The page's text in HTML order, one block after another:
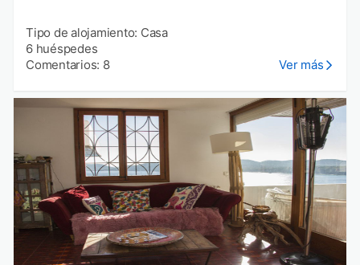
Tipo de alojamiento: Casa
6 huéspedes
Comentarios: 8
Ver más